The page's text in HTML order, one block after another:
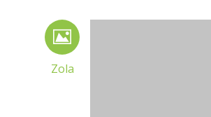
Zola